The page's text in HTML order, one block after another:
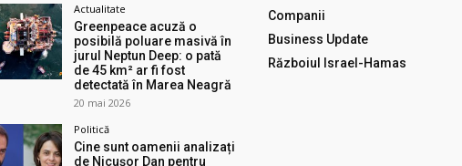
Actualitate
Greenpeace acuză o
posibilă poluare masivă în
jurul Neptun Deep: o pată
de 45 km² ar fi fost
detectată în Marea Neagră
20 mai 2026
Politică
Cine sunt oamenii analizați
de Nicușor Dan pentru
Companii
Business Update
Războiul Israel-Hamas